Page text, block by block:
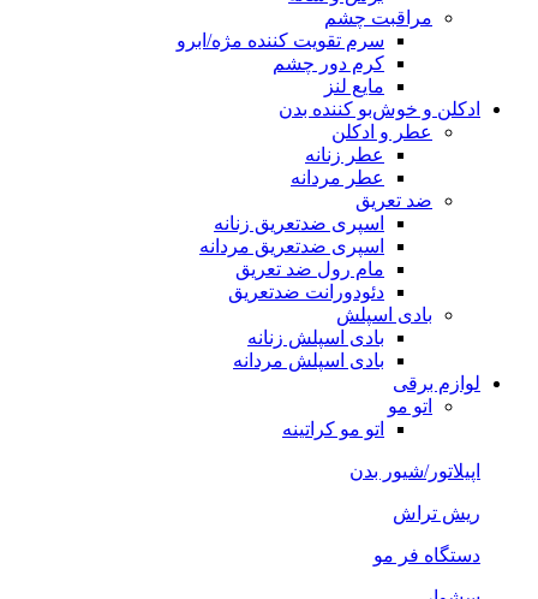
مراقبت چشم
سرم تقویت کننده مژه/ابرو
کرم دور چشم
مایع لنز
ادکلن و خوش‌بو کننده بدن
عطر و ادکلن
عطر زنانه
عطر مردانه
ضد تعریق
اسپری ضدتعریق زنانه
اسپری ضدتعریق مردانه
مام رول ضد تعریق
دئودورانت ضدتعریق
بادی اسپلش
بادی اسپلش زنانه
بادی اسپلش مردانه
لوازم برقی
اتو مو
اتو مو کراتینه
اپیلاتور/شیور بدن
ریش تراش
دستگاه فر مو